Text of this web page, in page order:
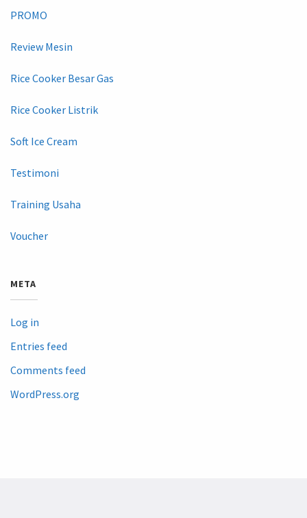
PROMO
Review Mesin
Rice Cooker Besar Gas
Rice Cooker Listrik
Soft Ice Cream
Testimoni
Training Usaha
Voucher
META
Log in
Entries feed
Comments feed
WordPress.org